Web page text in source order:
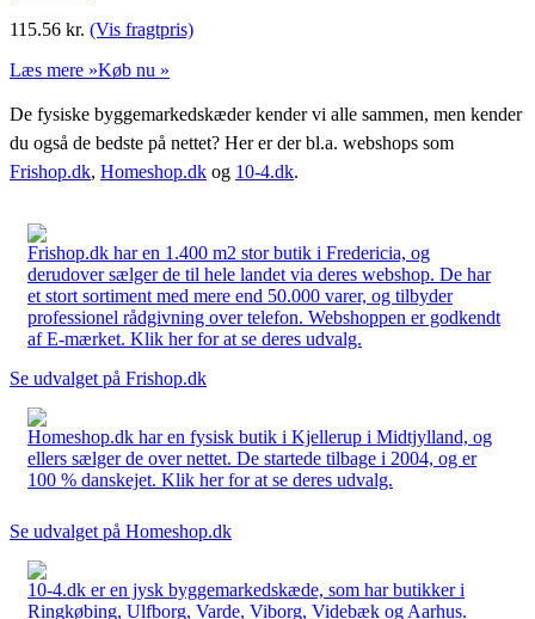
115.56 kr. (Vis fragtpris)
Læs mere »Køb nu »
De fysiske byggemarkedskæder kender vi alle sammen, men kender
du også de bedste på nettet? Her er der bl.a. webshops som
Frishop.dk, Homeshop.dk og 10-4.dk.
Frishop.dk har en 1.400 m2 stor butik i Fredericia, og
derudover sælger de til hele landet via deres webshop. De har
et stort sortiment med mere end 50.000 varer, og tilbyder
professionel rådgivning over telefon. Webshoppen er godkendt
af E-mærket. Klik her for at se deres udvalg.
Se udvalget på Frishop.dk
Homeshop.dk har en fysisk butik i Kjellerup i Midtjylland, og
ellers sælger de over nettet. De startede tilbage i 2004, og er
100 % danskejet. Klik her for at se deres udvalg.
Se udvalget på Homeshop.dk
10-4.dk er en jysk byggemarkedskæde, som har butikker i
Ringkøbing, Ulfborg, Varde, Viborg, Videbæk og Aarhus.